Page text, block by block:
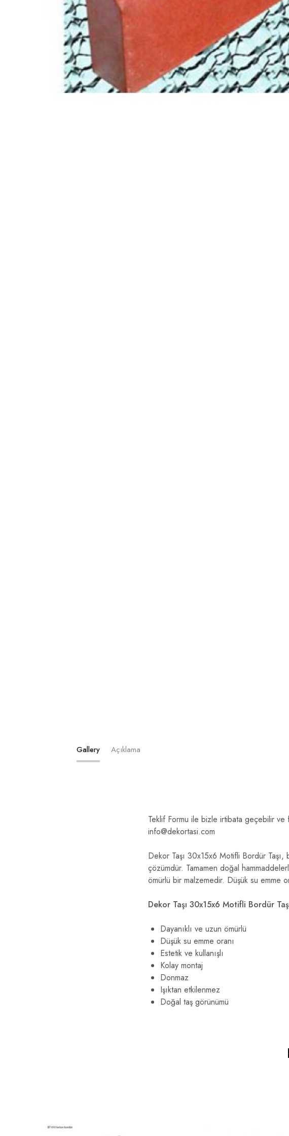
Gallery Açıklama
Teklif Formu ile bizle irtibata geçebilir ve
info@dekortasi.com
Dekor Taşı 30x15x6 Motifli Bordür Taşı,
çözümdür. Tamamen doğal
ömürlü bir malzemedir. Düşük su emme
Dekor Taşı 30x15x6 Motifli Bordür
Dayanıklı ve uzun ömürlü
Düşük su emme oranı
Estetik ve kullanışlı
Kolay montaj
Donmaz
Işıktan etkilenmez
Doğal taş görünümü